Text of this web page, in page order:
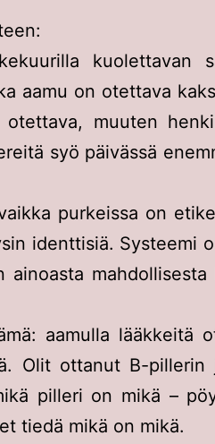
kuolettavan
aamu on otettava
muuten
syö päivässä
purkeissa on
identtisiä. Systeemi
mahdollisesta
aamulla lääkkeitä
Olit ottanut B-pillerin
pilleri on mikä –
tiedä mikä on mikä.